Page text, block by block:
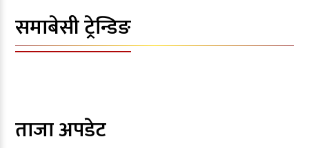
समाबेसी ट्रेन्डिङ
ताजा अपडेट